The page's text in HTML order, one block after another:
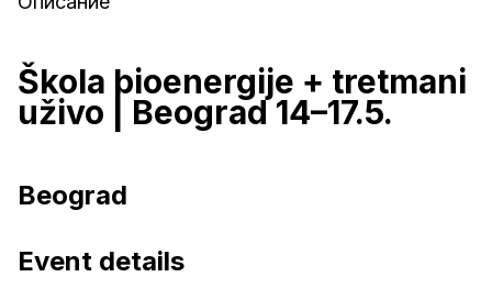
Škola bioenergije + tretmani
uživo | Beograd 14–17.5.
Beograd
Event details